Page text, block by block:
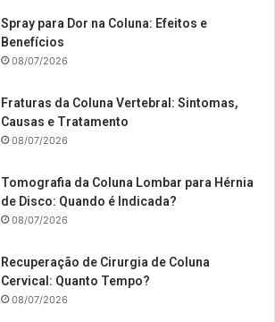
Spray para Dor na Coluna: Efeitos e
Benefícios
08/07/2026
Fraturas da Coluna Vertebral: Sintomas,
Causas e Tratamento
08/07/2026
Tomografia da Coluna Lombar para Hérnia
de Disco: Quando é Indicada?
08/07/2026
Recuperação de Cirurgia de Coluna
Cervical: Quanto Tempo?
08/07/2026